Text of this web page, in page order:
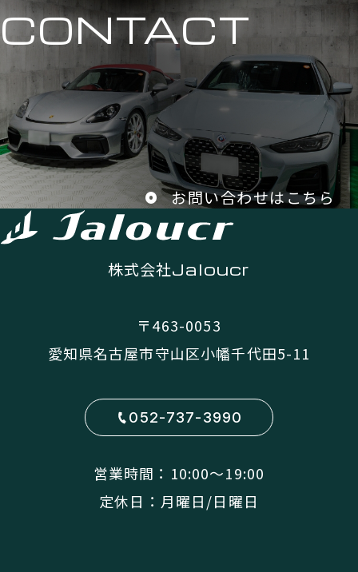
CONTACT
お問い合わせはこちら
株式会社Jaloucr
〒463-0053
愛知県名古屋市守山区小幡千代田5-11
052-737-3990
営業時間：10:00〜19:00
定休日：月曜日/日曜日